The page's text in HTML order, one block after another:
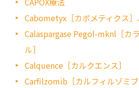
Cabometyx［カボメティクス
Calaspargase Pegol-mknl［カ
ル］
Calquence［カルクエンス］
Carfilzomib［カルフィルゾミブ